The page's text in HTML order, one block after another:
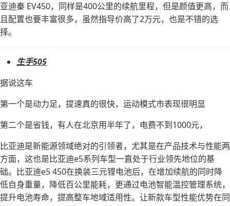
亚迪秦 EV450，同样是400公里的续航里程，但是颜值更高，而
且配置也要丰富很多，虽然指导价高了2万元，也是不错的选
择。
生手505
据说这车
第一个是动力足，提速真的很快，运动模式市表现很明显
第二个是省钱，有人在北京用半年了，电费不到1000元，
比亚迪是新能源领域绝对的引领者，尤其是在产品技术与性能两
方面，这也是比亚迪e5系列车型一直处于行业领先地位的基
础。比亚迪e5 450在换装三元锂电池后，在增加续航的同时降
低自身重量，降低百公里能耗，更通过电池智能温控管理系统，
提升电池寿命，提高整车地域适用性。让新款车型性能优势在同